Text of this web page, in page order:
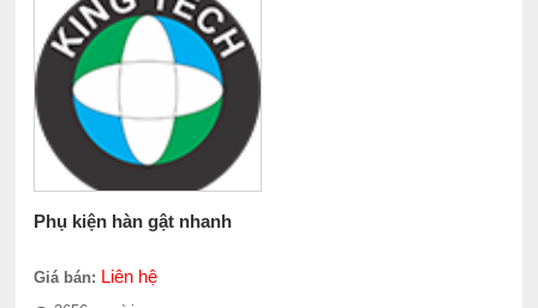
Phụ kiện hàn gật nhanh
Giá bán: Liên hệ